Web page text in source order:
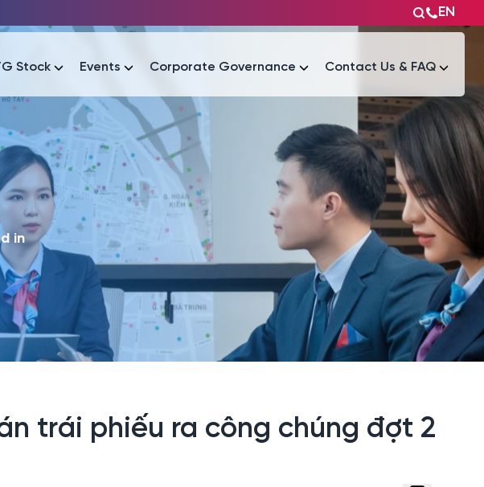
EN
thông tin Sự kiện
Stock Events Corporate Governance Contact Us & FAQ
bố thông tin Tài liệu
in
trái phiếu ra công chúng đợt 2